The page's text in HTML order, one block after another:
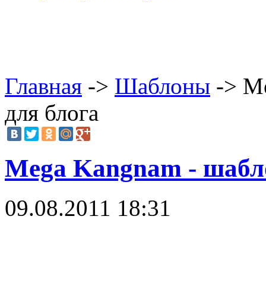
Главная -> Шаблоны ->
для блога
Mega Kangnam -
09.08.2011 18:31